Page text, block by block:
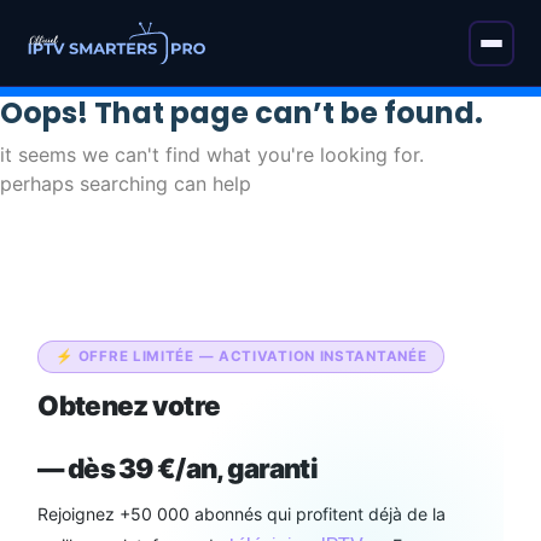
Oops! That page can’t be found.
it seems we can't find what you're looking for.
perhaps searching can help
⚡ OFFRE LIMITÉE — ACTIVATION INSTANTANÉE
Obtenez votre
— dès 39 €/an, garanti
Rejoignez +50 000 abonnés qui profitent déjà de la